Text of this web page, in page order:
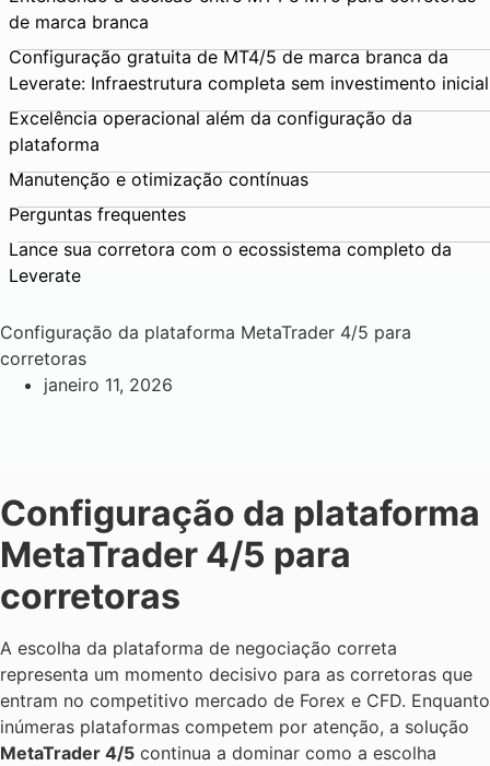
de marca branca
Configuração gratuita de MT4/5 de marca branca da
Leverate: Infraestrutura completa sem investimento inicial
Excelência operacional além da configuração da
plataforma
Manutenção e otimização contínuas
Perguntas frequentes
Lance sua corretora com o ecossistema completo da
Leverate
Configuração da plataforma MetaTrader 4/5 para
corretoras
janeiro 11, 2026
Configuração da plataforma
MetaTrader 4/5 para
corretoras
A escolha da plataforma de negociação correta
representa um momento decisivo para as corretoras que
entram no competitivo mercado de Forex e CFD. Enquanto
inúmeras plataformas competem por atenção, a solução
MetaTrader 4/5 continua a dominar como a escolha